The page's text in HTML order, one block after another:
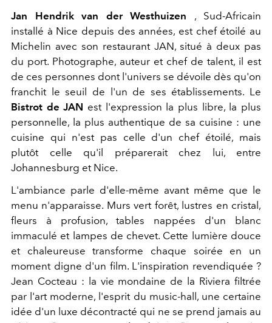
Jan Hendrik van der Westhuizen , Sud-Africain
installé à Nice depuis des années, est chef étoilé au
Michelin avec son restaurant JAN, situé à deux pas
du port. Photographe, auteur et chef de talent, il est
de ces personnes dont l'univers se dévoile dès qu'on
franchit le seuil de l'un de ses établissements. Le
Bistrot de JAN est l'expression la plus libre, la plus
personnelle, la plus authentique de sa cuisine : une
cuisine qui n'est pas celle d'un chef étoilé, mais
plutôt celle qu'il préparerait chez lui, entre
Johannesburg et Nice.
L'ambiance parle d'elle-même avant même que le
menu n'apparaisse. Murs vert forêt, lustres en cristal,
fleurs à profusion, tables nappées d'un blanc
immaculé et lampes de chevet. Cette lumière douce
et chaleureuse transforme chaque soirée en un
moment digne d'un film. L'inspiration revendiquée ?
Jean Cocteau : la vie mondaine de la Riviera filtrée
par l'art moderne, l'esprit du music-hall, une certaine
idée d'un luxe décontracté qui ne se prend jamais au